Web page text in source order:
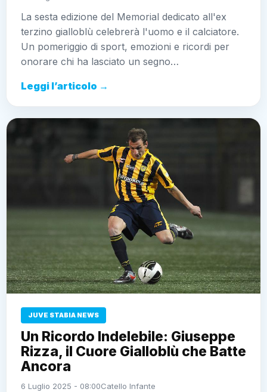
La sesta edizione del Memorial dedicato all'ex
terzino gialloblù celebrerà l'uomo e il calciatore.
Un pomeriggio di sport, emozioni e ricordi per
onorare chi ha lasciato un segno…
Leggi l’articolo →
JUVE STABIA NEWS
Un Ricordo Indelebile: Giuseppe
Rizza, il Cuore Gialloblù che Batte
Ancora
6 Luglio 2025 - 08:00Catello Infante